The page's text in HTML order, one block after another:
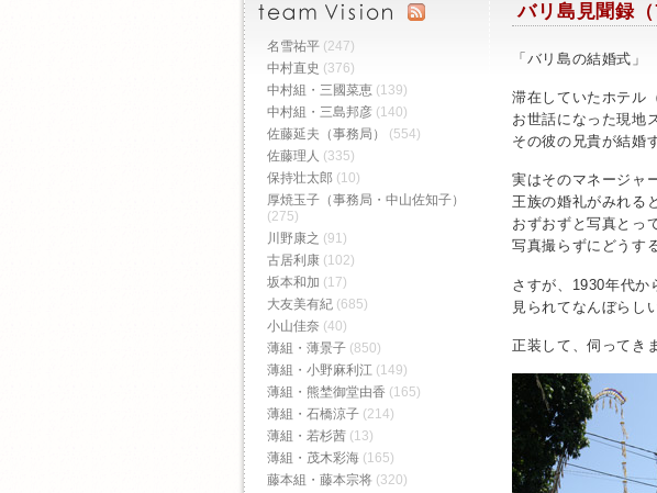
バリ島見聞録（
「バリ島の結婚式」
滞在していたホテル
お世話になった現地
その彼の兄貴が結婚
実はそのマネージャ
王族の婚礼がみれる
おずおずと写真とっ
写真撮らずにどうす
さすが、1930年代か
見られてなんぼらし
正装して、伺ってき
名雪祐平 (247)
中村直史 (376)
中村組・三國菜恵 (139)
中村組・三島邦彦 (140)
佐藤延夫（事務局）
(554)
佐藤理人 (335)
保持壮太郎 (10)
厚焼玉子（事務局・中山佐知子）
(275)
川野康之 (91)
古居利康 (102)
坂本和加 (17)
大友美有紀 (685)
小山佳奈 (40)
薄組・薄景子 (850)
薄組・小野麻利江 (149)
薄組・熊埜御堂由香 (165)
薄組・石橋涼子 (214)
薄組・若杉茜 (13)
薄組・茂木彩海 (165)
藤本組・藤本宗将 (320)